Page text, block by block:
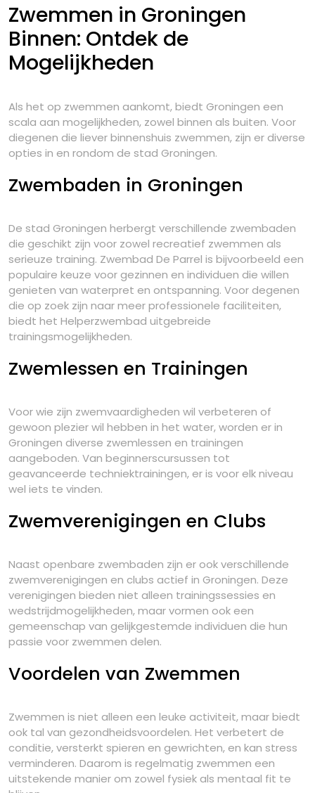
Zwemmen in Groningen
Binnen: Ontdek de
Mogelijkheden
Als het op zwemmen aankomt, biedt Groningen een
scala aan mogelijkheden, zowel binnen als buiten. Voor
diegenen die liever binnenshuis zwemmen, zijn er diverse
opties in en rondom de stad Groningen.
Zwembaden in Groningen
De stad Groningen herbergt verschillende zwembaden
die geschikt zijn voor zowel recreatief zwemmen als
serieuze training. Zwembad De Parrel is bijvoorbeeld een
populaire keuze voor gezinnen en individuen die willen
genieten van waterpret en ontspanning. Voor degenen
die op zoek zijn naar meer professionele faciliteiten,
biedt het Helperzwembad uitgebreide
trainingsmogelijkheden.
Zwemlessen en Trainingen
Voor wie zijn zwemvaardigheden wil verbeteren of
gewoon plezier wil hebben in het water, worden er in
Groningen diverse zwemlessen en trainingen
aangeboden. Van beginnerscursussen tot
geavanceerde techniektrainingen, er is voor elk niveau
wel iets te vinden.
Zwemverenigingen en Clubs
Naast openbare zwembaden zijn er ook verschillende
zwemverenigingen en clubs actief in Groningen. Deze
verenigingen bieden niet alleen trainingssessies en
wedstrijdmogelijkheden, maar vormen ook een
gemeenschap van gelijkgestemde individuen die hun
passie voor zwemmen delen.
Voordelen van Zwemmen
Zwemmen is niet alleen een leuke activiteit, maar biedt
ook tal van gezondheidsvoordelen. Het verbetert de
conditie, versterkt spieren en gewrichten, en kan stress
verminderen. Daarom is regelmatig zwemmen een
uitstekende manier om zowel fysiek als mentaal fit te